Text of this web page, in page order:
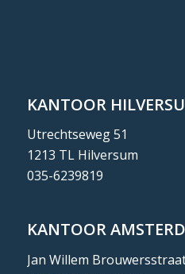
KANTOOR
Utrechtseweg 51
1213 TL Hilversum
035-6239819
KANTOOR
Jan Willem